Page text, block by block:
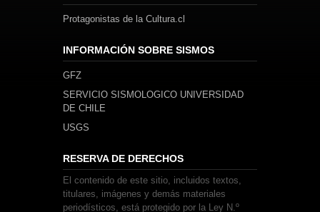
Protagonistas de la Cultura.cl
INFORMACIÓN SOBRE SISMOS
GFZ
SERVICIO SISMOLOGICO UNIVERSIDAD
DE CHILE
USGS
RESERVA DE DERECHOS
El contenido de este sitio, incluidos textos,
titulares, imágenes y demás materiales
periodísticos, está protegido por la Ley N.º